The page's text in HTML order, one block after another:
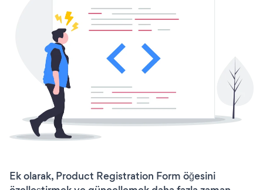
Ek olarak, Product Registration Form öğesini